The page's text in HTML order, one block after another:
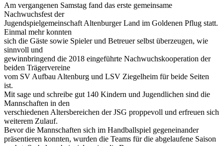
Am vergangenen Samstag fand das erste gemeinsame
Nachwuchsfest der
Jugendspielgemeinschaft Altenburger Land im Goldenen Pflug statt.
Einmal mehr konnten
sich die Gäste sowie Spieler und Betreuer selbst überzeugen, wie
sinnvoll und
gewinnbringend die 2018 eingeführte Nachwuchskooperation der
beiden Trägervereine
vom SV Aufbau Altenburg und LSV Ziegelheim für beide Seiten
ist.
Mit sage und schreibe gut 140 Kindern und Jugendlichen sind die
Mannschaften in den
verschiedenen Altersbereichen der JSG proppevoll und erfreuen sich
weiterem Zulauf.
Bevor die Mannschaften sich im Handballspiel gegeneinander
präsentieren konnten, wurden die Teams für die abgelaufene Saison